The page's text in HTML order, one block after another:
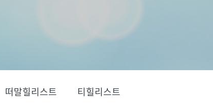
떠말힐리스트 티힐리스트